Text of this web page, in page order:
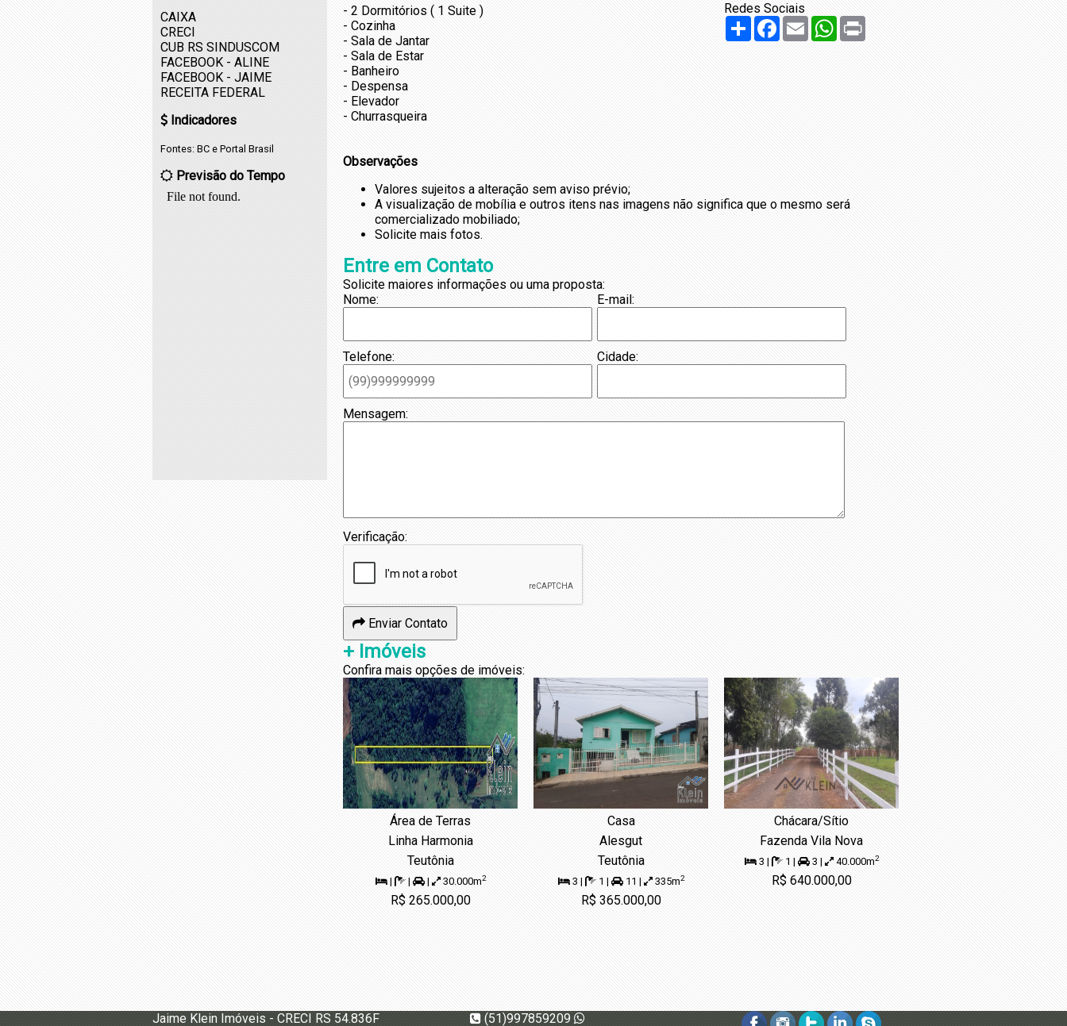
CAIXA
CRECI
CUB RS SINDUSCOM
FACEBOOK - ALINE
FACEBOOK - JAIME
RECEITA FEDERAL
Indicadores
Fontes: BC e Portal Brasil
Previsão do Tempo
- 2 Dormitórios ( 1 Suite )
- Cozinha
- Sala de Jantar
- Sala de Estar
- Banheiro
- Despensa
- Elevador
- Churrasqueira
Redes Sociais
Share Facebook
Email WhatsApp
Observações
Valores sujeitos a alteração sem aviso prévio;
A visualização de mobília e outros itens nas imagens não significa que o mesmo será
comercializado mobiliado;
Solicite mais fotos.
Entre em Contato
Solicite maiores informações ou uma proposta:
Nome:
Telefone:
E-mail:
Cidade:
Mensagem:
Verificação:
Enviar Contato
+ Imóveis
Confira mais opções de imóveis:
Área de Terras
Linha Harmonia
Teutônia
| | | 30.000m2
R$ 265.000,00
Casa
Alesgut
Teutônia
3 | 1 | 11 | 335m2
R$ 365.000,00
Chácara/Sítio
Fazenda Vila Nova
3 | 1 | 3 | 40.000m2
R$ 640.000,00
Jaime Klein Imóveis - CRECI RS 54.836F (51)997859209